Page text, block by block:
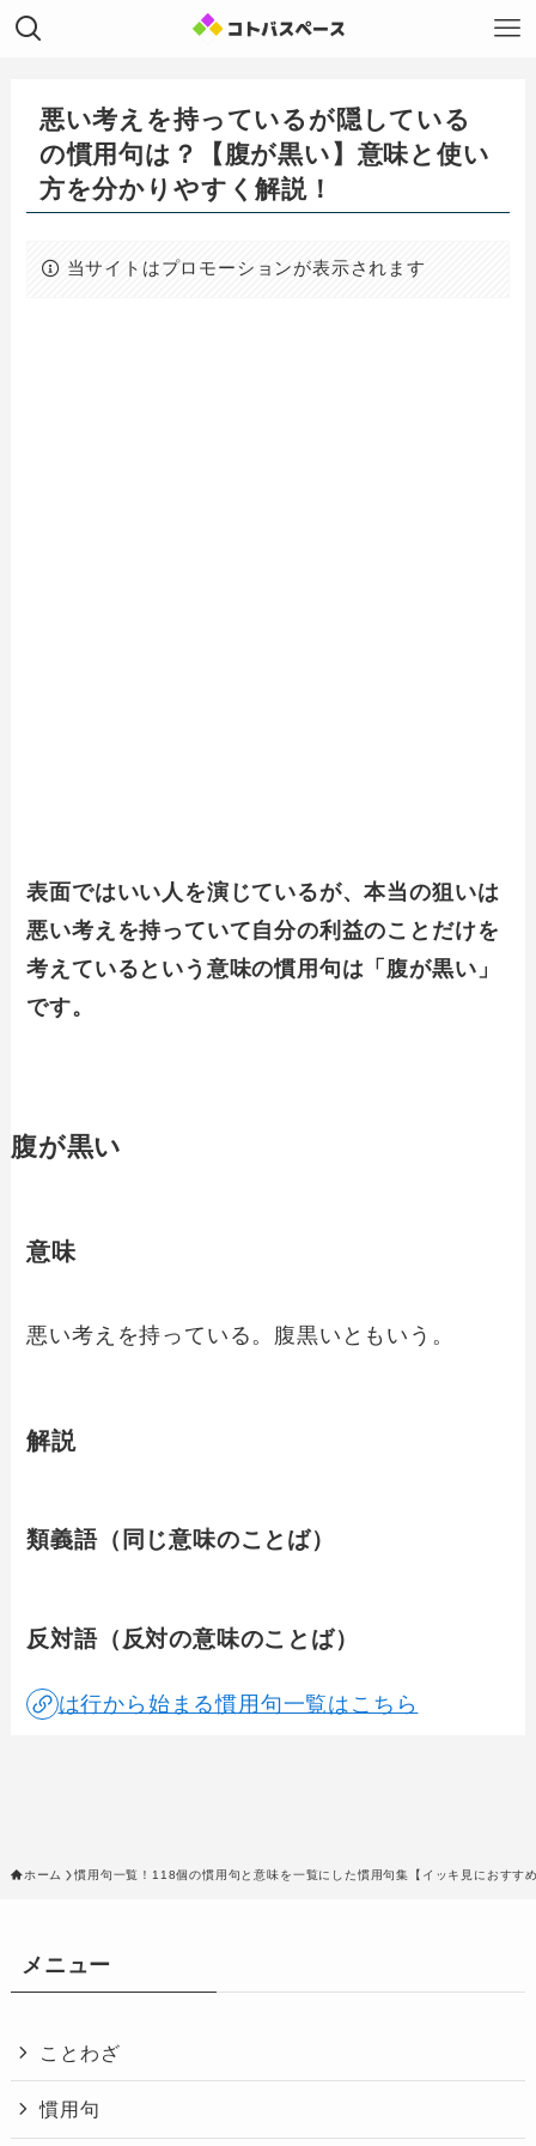
悪い考えを持っているが隠している
の慣用句は？【腹が黒い】意味と使い
方を分かりやすく解説！
当サイトはプロモーションが表示されます
表面ではいい人を演じているが、本当の狙いは
悪い考えを持っていて自分の利益のことだけを
考えているという意味の慣用句は「腹が黒い」
です。
腹が黒い
意味
悪い考えを持っている。腹黒いともいう。
解説
類義語（同じ意味のことば）
反対語（反対の意味のことば）
は行から始まる慣用句一覧はこちら
ホーム 慣用句一覧！118個の慣用句と意味を一覧にした慣用句集【イッキ見におすす
メニュー
ことわざ
慣用句